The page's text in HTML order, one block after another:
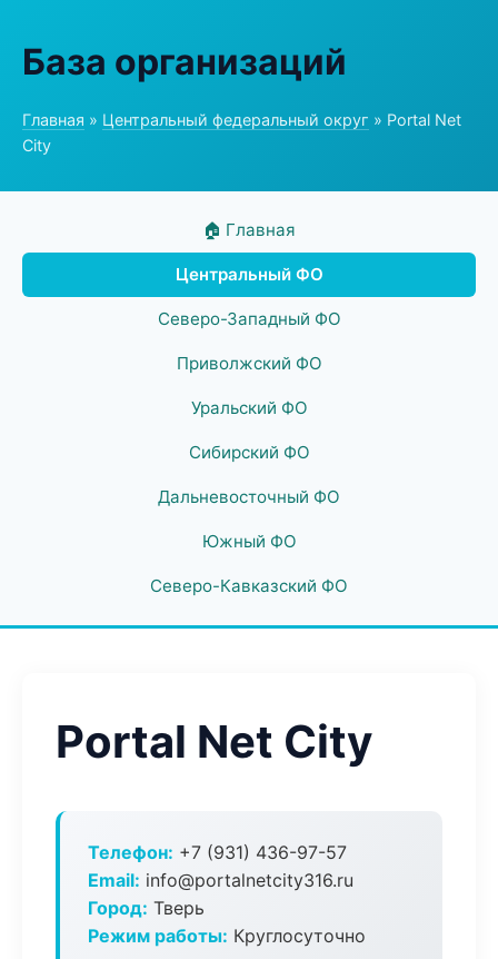
База организаций
Главная » Центральный федеральный округ » Portal Net
City
🏠 Главная
Центральный ФО
Северо-Западный ФО
Приволжский ФО
Уральский ФО
Сибирский ФО
Дальневосточный ФО
Южный ФО
Северо-Кавказский ФО
Portal Net City
Телефон: +7 (931) 436-97-57
Email: info@portalnetcity316.ru
Город: Тверь
Режим работы: Круглосуточно